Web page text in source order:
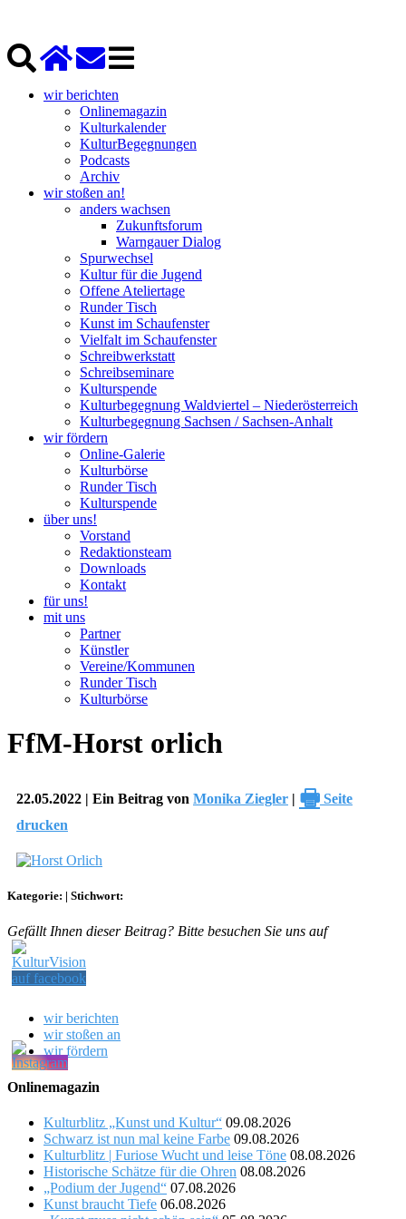
wir berichten
Onlinemagazin
Kulturkalender
KulturBegegnungen
Podcasts
Archiv
wir stoßen an!
anders wachsen
Zukunftsforum
Warngauer Dialog
Spurwechsel
Kultur für die Jugend
Offene Ateliertage
Runder Tisch
Kunst im Schaufenster
Vielfalt im Schaufenster
Schreibwerkstatt
Schreibseminare
Kulturspende
Kulturbegegnung Waldviertel – Niederösterreich
Kulturbegegnung Sachsen / Sachsen-Anhalt
wir fördern
Online-Galerie
Kulturbörse
Runder Tisch
Kulturspende
über uns!
Vorstand
Redaktionsteam
Downloads
Kontakt
für uns!
mit uns
Partner
Künstler
Vereine/Kommunen
Runder Tisch
Kulturbörse
FfM-Horst orlich
22.05.2022 | Ein Beitrag von Monika Ziegler | 🖶 Seite
drucken
Kategorie: | Stichwort:
Gefällt Ihnen dieser Beitrag? Bitte besuchen Sie uns auf
wir berichten
wir stoßen an
wir fördern
Onlinemagazin
Kulturblitz „Kunst und Kultur“ 09.08.2026
Schwarz ist nun mal keine Farbe 09.08.2026
Kulturblitz | Furiose Wucht und leise Töne 08.08.2026
Historische Schätze für die Ohren 08.08.2026
„Podium der Jugend“ 07.08.2026
Kunst braucht Tiefe 06.08.2026